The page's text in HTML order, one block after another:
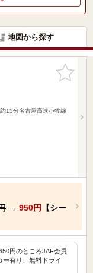
地図から探す
お気に入
りに追加
15分名古屋高速小牧線
→ 950円
【シー
円のところJAF会員
有り、無料ドライ